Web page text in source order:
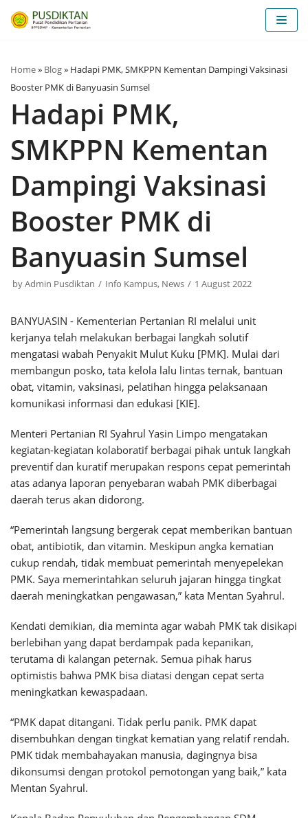
Skip
to
Home» Blog» Hadapi PMK, SMKPPN Kementan Dampingi Vaksinasi
Booster PMK di Banyuasin Sumsel
Hadapi PMK,
SMKPPN Kementan
Dampingi Vaksinasi
Booster PMK di
Banyuasin Sumsel
byAdmin Pusdiktan Info Kampus, News 1 August 2022
BANYUASIN - Kementerian Pertanian RI melalui unit
kerjanya telah melakukan berbagai langkah solutif
mengatasi wabah Penyakit Mulut Kuku [PMK]. Mulai dari
membangun posko, tata kelola lalu lintas ternak, bantuan
obat, vitamin, vaksinasi, pelatihan hingga pelaksanaan
komunikasi informasi dan edukasi [KIE].
Menteri Pertanian RI Syahrul Yasin Limpo mengatakan
kegiatan-kegiatan kolaboratif berbagai pihak untuk langkah
preventif dan kuratif merupakan respons cepat pemerintah
atas adanya laporan penyebaran wabah PMK diberbagai
daerah terus akan didorong.
“Pemerintah langsung bergerak cepat memberikan bantuan
obat, antibiotik, dan vitamin. Meskipun angka kematian
cukup rendah, tidak membuat pemerintah menyepelekan
PMK. Saya memerintahkan seluruh jajaran hingga tingkat
daerah meningkatkan pengawasan,” kata Mentan Syahrul.
Kendati demikian, dia meminta agar wabah PMK tak disikapi
berlebihan yang dapat berdampak pada kepanikan,
terutama di kalangan peternak. Semua pihak harus
optimistis bahwa PMK bisa diatasi dengan cepat serta
meningkatkan kewaspadaan.
“PMK dapat ditangani. Tidak perlu panik. PMK dapat
disembuhkan dengan tingkat kematian yang relatif rendah.
PMK tidak membahayakan manusia, dagingnya bisa
dikonsumsi dengan protokol pemotongan yang baik,” kata
Mentan Syahrul.